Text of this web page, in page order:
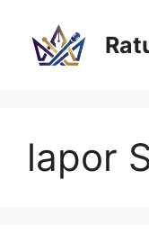
lapor